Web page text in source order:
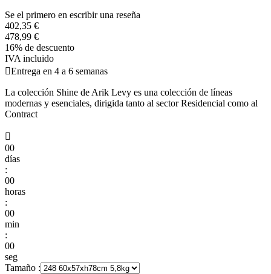
Se el primero en escribir una reseña
402,35 €
478,99 €
16% de descuento
IVA incluido
Entrega en 4 a 6 semanas
La colección Shine de Arik Levy es una colección de líneas
modernas y esenciales, dirigida tanto al sector Residencial como al
Contract

00
días
:
00
horas
:
00
min
:
00
seg
Tamaño :